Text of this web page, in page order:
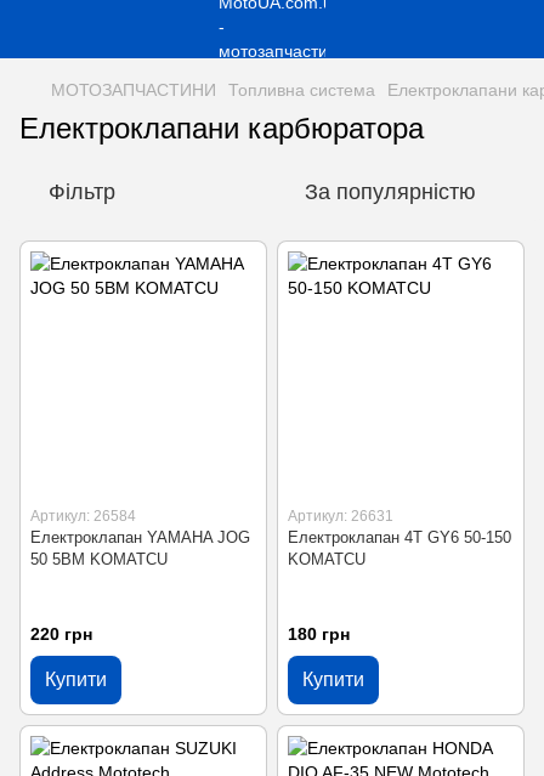
МОТОЗАПЧАСТИНИ Топливна система Електроклапани
Електроклапани карбюратора
Фільтр За популярністю
Артикул: 26584
Електроклапан YAMAHA JOG
50 5BM KOMATCU
220 грн
Купити
Артикул: 26631
Електроклапан 4T GY6 50-150
KOMATCU
180 грн
Купити